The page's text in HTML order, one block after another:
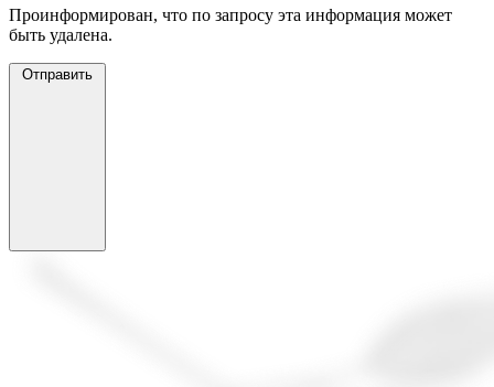
Проинформирован, что по запросу эта информация может
быть удалена.
Отправить